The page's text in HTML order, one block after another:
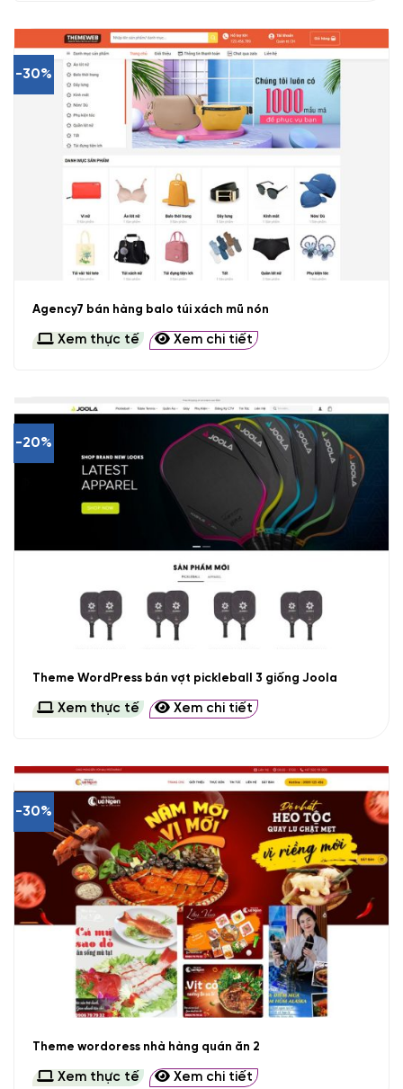
-30%
Agency7 bán hàng balo túi xách mũ nón
Xem thực tế Xem chi tiết
-20%
Theme WordPress bán vợt pickleball 3 giống Joola
Xem thực tế Xem chi tiết
-30%
Theme wordoress nhà hàng quán ăn 2
Xem thực tế Xem chi tiết